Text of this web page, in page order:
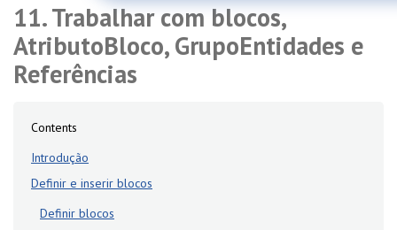
11. Trabalhar com blocos,
AtributoBloco, GrupoEntidades e
Referências
Contents
Introdução
Definir e inserir blocos
Definir blocos